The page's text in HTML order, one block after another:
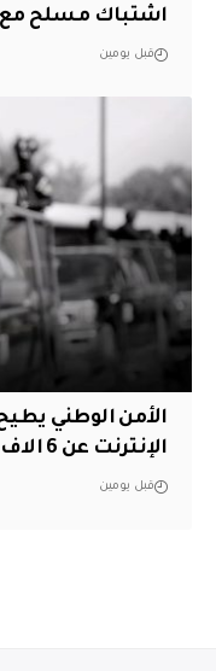
اشتباك مسلح مع
قبل يومين
الأمن الوطني
الإنترنت عن 6 الاف مستخدم في نينوى
قبل يومين